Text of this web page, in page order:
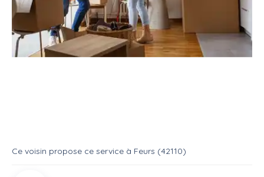
Ce voisin propose ce service à Feurs (42110)